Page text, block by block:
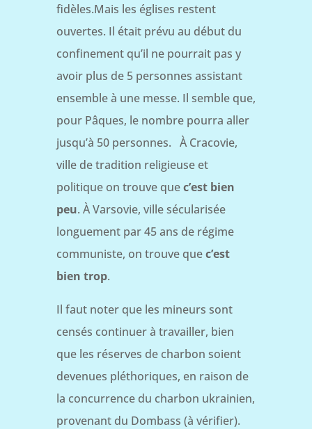
fidèles.Mais les églises restent
ouvertes. Il était prévu au début du
confinement qu’il ne pourrait pas y
avoir plus de 5 personnes assistant
ensemble à une messe. Il semble que,
pour Pâques, le nombre pourra aller
jusqu’à 50 personnes. À Cracovie,
ville de tradition religieuse et
politique on trouve quec’est bien
peu. À Varsovie, ville sécularisée
longuement par 45 ans de régime
communiste, on trouve quec’est
bien trop.
Il faut noter que les mineurs sont
censés continuer à travailler, bien
que les réserves de charbon soient
devenues pléthoriques, en raison de
la concurrence du charbon ukrainien,
provenant du Dombass (à vérifier).